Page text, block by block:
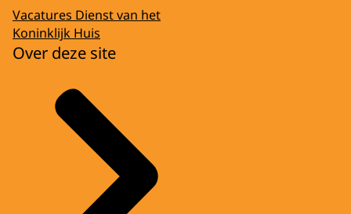
Vacatures Dienst van het
Koninklijk Huis
Over deze site